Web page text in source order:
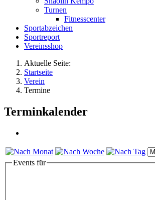
Turnen
Fitnesscenter
Sportabzeichen
Sportreport
Vereinsshop
Aktuelle Seite:
Startseite
Verein
Termine
Terminkalender
Events für